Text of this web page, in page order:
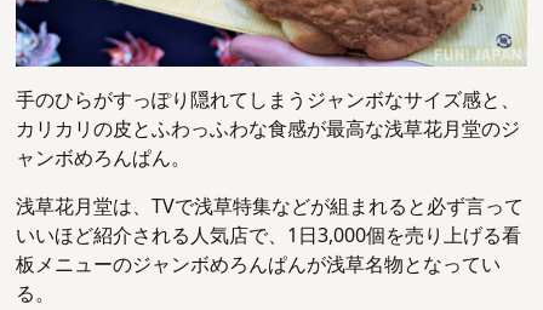
手のひらがすっぽり隠れてしまうジャンボなサイズ感と、
カリカリの皮とふわっふわな食感が最高な浅草花月堂のジ
ャンボめろんぱん。
浅草花月堂は、TVで浅草特集などが組まれると必ず言って
いいほど紹介される人気店で、1日3,000個を売り上げる看
板メニューのジャンボめろんぱんが浅草名物となってい
る。